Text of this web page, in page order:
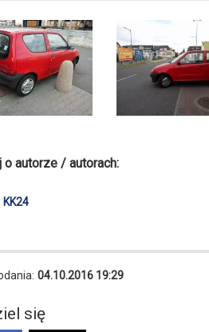
o autorze / autorach:
KK24
04.10.2016 19:29
się